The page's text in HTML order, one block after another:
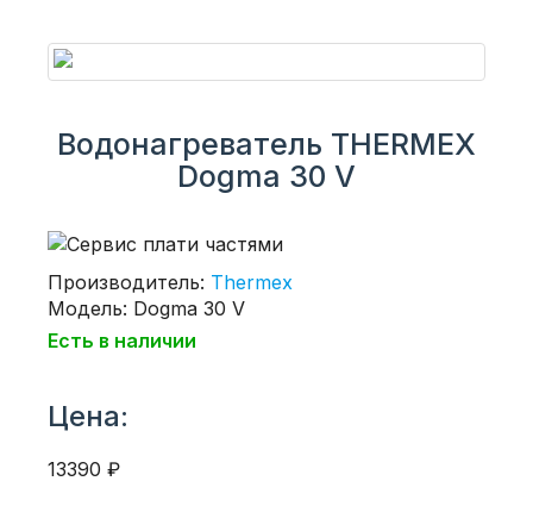
Водонагреватель THERMEX
Dogma 30 V
Производитель: Thermex
Модель: Dogma 30 V
Есть в наличии
Цена:
13390 ₽